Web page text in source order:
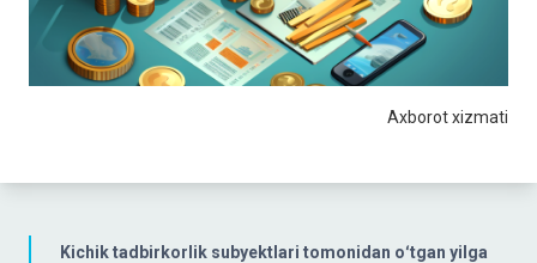
Kichik tadbirkorlik subyektlari tomonidan oʻtgan yilga
Axborot xizmati